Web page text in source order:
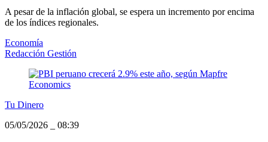
A pesar de la inflación global, se espera un incremento por encima
de los índices regionales.
Economía
Redacción Gestión
Tu Dinero
05/05/2026
08:39